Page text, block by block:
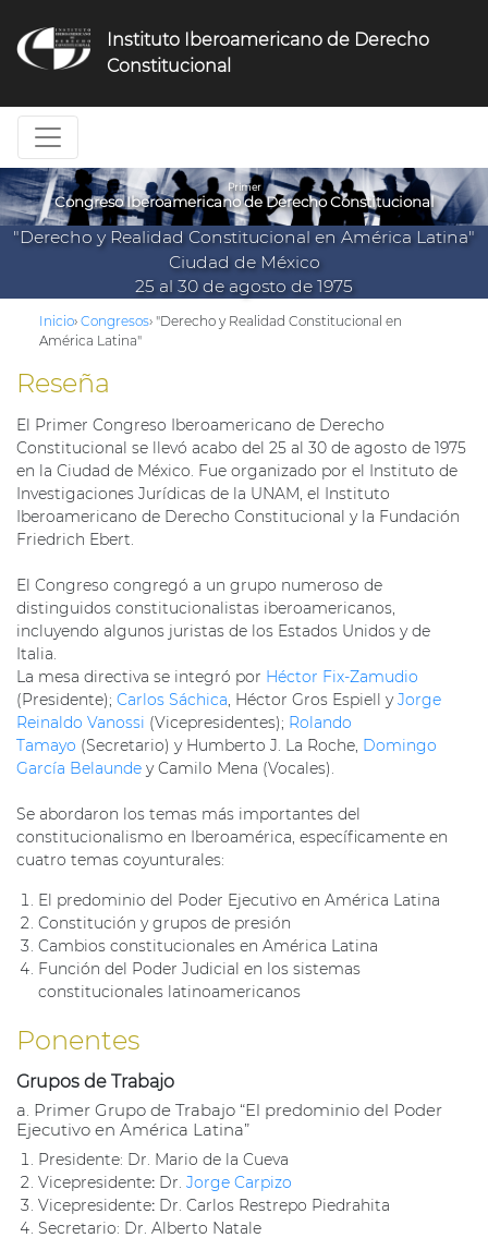
navigation
Instituto Iberoamericano de Derecho
Constitucional
Primer
Congreso Iberoamericano de Derecho Constitucional
"Derecho y Realidad Constitucional en América Latina"
Ciudad de México
25 al 30 de agosto de 1975
Inicio› Congresos› "Derecho y Realidad Constitucional en
América Latina"
Reseña
El Primer Congreso Iberoamericano de Derecho
Constitucional se llevó acabo del 25 al 30 de agosto de 1975
en la Ciudad de México. Fue organizado por el Instituto de
Investigaciones Jurídicas de la UNAM, el Instituto
Iberoamericano de Derecho Constitucional y la Fundación
Friedrich Ebert.
El Congreso congregó a un grupo numeroso de
distinguidos constitucionalistas iberoamericanos,
incluyendo algunos juristas de los Estados Unidos y de
Italia.
La mesa directiva se integró por Héctor Fix-Zamudio
(Presidente); Carlos Sáchica, Héctor Gros Espiell yJorge
Reinaldo Vanossi (Vicepresidentes); Rolando
Tamayo (Secretario) y Humberto J. La Roche, Domingo
García Belaunde y Camilo Mena (Vocales).
Se abordaron los temas más importantes del
constitucionalismo en Iberoamérica, específicamente en
cuatro temas coyunturales:
El predominio del Poder Ejecutivo en América Latina
Constitución y grupos de presión
Cambios constitucionales en América Latina
Función del Poder Judicial en los sistemas
constitucionales latinoamericanos
Ponentes
Grupos de Trabajo
a. Primer Grupo de Trabajo “El predominio del Poder
Ejecutivo en América Latina”
Presidente: Dr. Mario de la Cueva
Vicepresidente: Dr. Jorge Carpizo
Vicepresidente: Dr. Carlos Restrepo Piedrahita
Secretario: Dr. Alberto Natale